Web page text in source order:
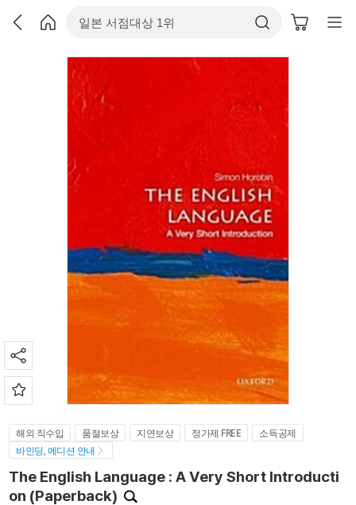
해외 직수입 품절보상 지연보상 정가제 FREE
소득공제
바인딩, 에디션 안내
The English Language : A Very Short Introducti
on (Paperback)